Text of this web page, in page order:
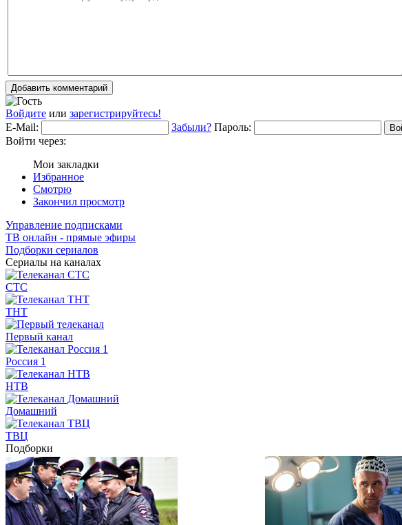
Добавить комментарий
Войдите или зарегистрируйтесь!
E-Mail:
Забыли? Пароль:
Войти через:
Мои закладки
Избранное
Смотрю
Закончил просмотр
Управление подписками
ТВ онлайн - прямые эфиры
Подборки сериалов
Сериалы на каналах
СТС
ТНТ
Первый канал
Россия 1
НТВ
Домашний
ТВЦ
Подборки